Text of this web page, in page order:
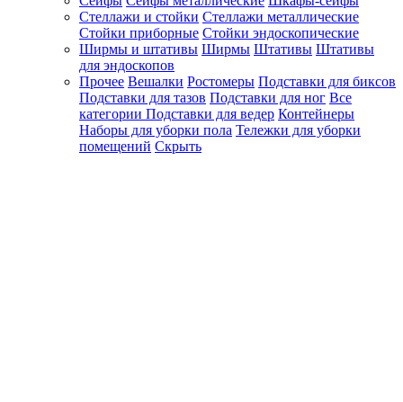
Стеллажи и стойки Стеллажи металлические
Стойки приборные Стойки эндоскопические
Ширмы и штативы Ширмы Штативы Штативы
для эндоскопов
Прочее Вешалки Ростомеры Подставки для биксов
Подставки для тазов Подставки для ног Все
категории Подставки для ведер Контейнеры
Наборы для уборки пола Тележки для уборки
помещений Скрыть